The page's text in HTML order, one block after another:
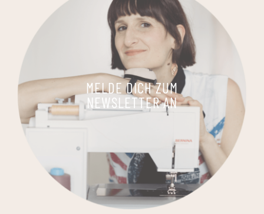
MELDE DICH ZUM
NEWSLETTER AN